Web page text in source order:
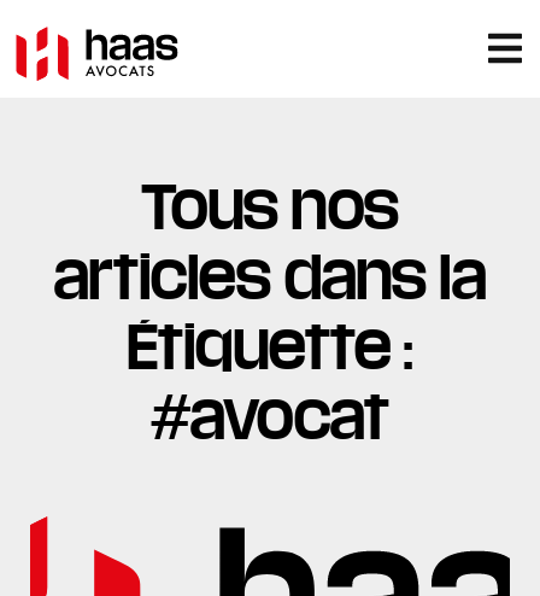
Tous nos
articles dans la
Étiquette :
#avocat